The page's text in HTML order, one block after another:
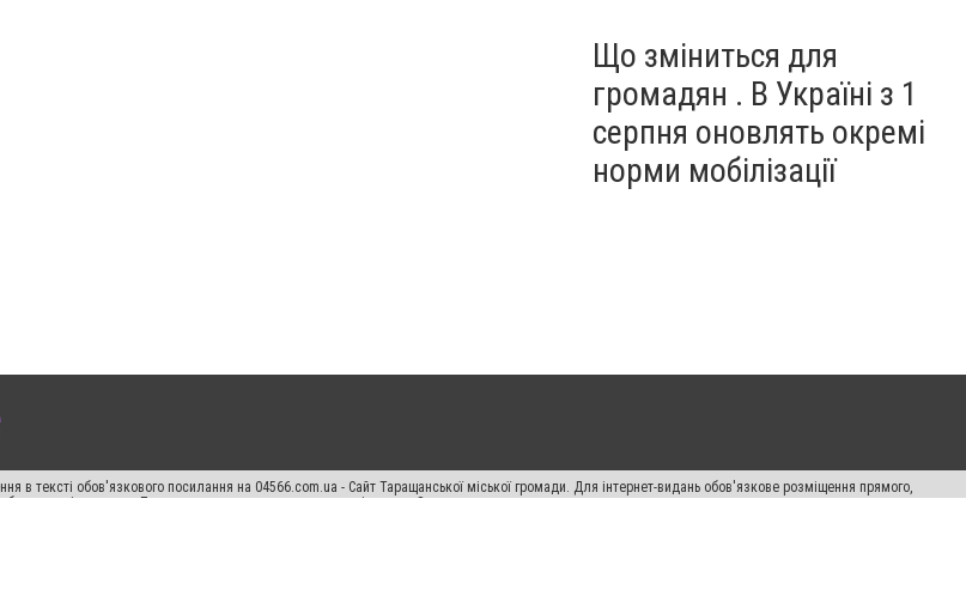
Що зміниться для
громадян . В Україні з 1
серпня оновлять окремі
норми мобілізації
в тексті обов'язкового посилання на 04566.com.ua - Cайт Таращанської міської громади. Для інтернет-видань обов'язкове розміщення прямого,
в якості джерела. Порушення виняткових прав переслідується Законом.